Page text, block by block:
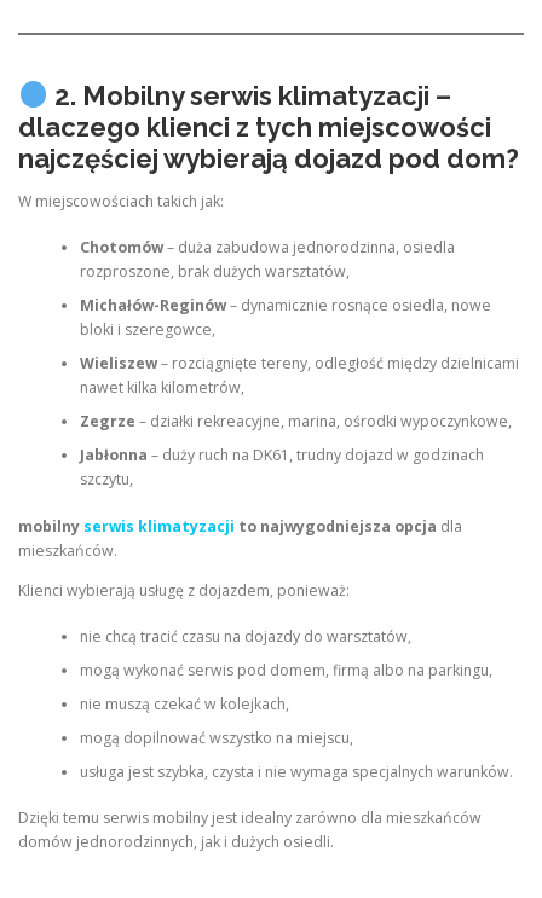
2. Mobilny serwis klimatyzacji –
dlaczego klienci z tych miejscowości
najczęściej wybierają dojazd pod dom?
W miejscowościach takich jak:
Chotomów– duża zabudowa jednorodzinna, osiedla
rozproszone, brak dużych warsztatów,
Michałów-Reginów– dynamicznie rosnące osiedla, nowe
bloki i szeregowce,
Wieliszew– rozciągnięte tereny, odległość między dzielnicami
nawet kilka kilometrów,
Zegrze – działki rekreacyjne, marina, ośrodki wypoczynkowe,
Jabłonna – duży ruch na DK61, trudny dojazd w godzinach
szczytu,
mobilny serwis klimatyzacji to najwygodniejsza opcja dla
mieszkańców.
Klienci wybierają usługę z dojazdem, ponieważ:
nie chcą tracić czasu na dojazdy do warsztatów,
mogą wykonać serwis pod domem, firmą albo na parkingu,
nie muszą czekać w kolejkach,
mogą dopilnować wszystko na miejscu,
usługa jest szybka, czysta i nie wymaga specjalnych warunków.
Dzięki temu serwis mobilny jest idealny zarówno dla mieszkańców
domów jednorodzinnych, jak i dużych osiedli.